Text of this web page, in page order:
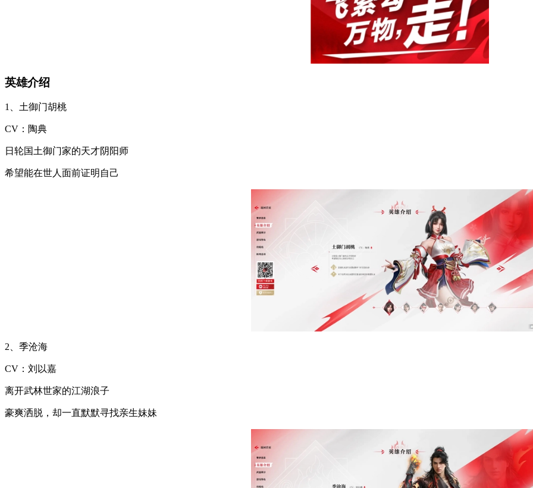
英雄介绍
1、土御门胡桃
CV：陶典
日轮国土御门家的天才阴阳师
希望能在世人面前证明自己
2、季沧海
CV：刘以嘉
离开武林世家的江湖浪子
豪爽洒脱，却一直默默寻找亲生妹妹